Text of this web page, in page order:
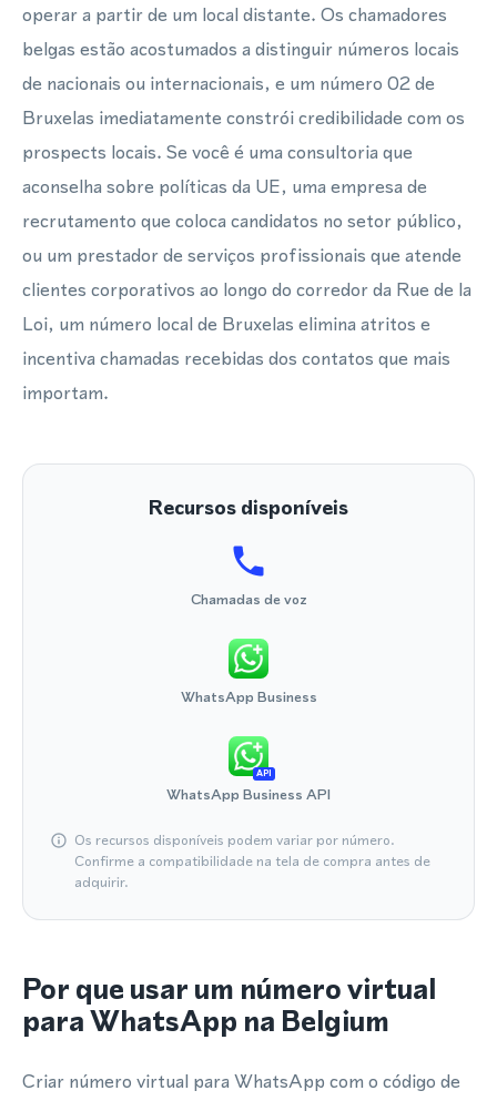
operar a partir de um local distante. Os chamadores
belgas estão acostumados a distinguir números locais
de nacionais ou internacionais, e um número 02 de
Bruxelas imediatamente constrói credibilidade com os
prospects locais. Se você é uma consultoria que
aconselha sobre políticas da UE, uma empresa de
recrutamento que coloca candidatos no setor público,
ou um prestador de serviços profissionais que atende
clientes corporativos ao longo do corredor da Rue de la
Loi, um número local de Bruxelas elimina atritos e
incentiva chamadas recebidas dos contatos que mais
importam.
Recursos disponíveis
Chamadas de voz
WhatsApp Business
API
WhatsApp Business API
Os recursos disponíveis podem variar por número.
Confirme a compatibilidade na tela de compra antes de
adquirir.
Por que usar um número virtual
para WhatsApp na Belgium
Criar número virtual para WhatsApp com o código de